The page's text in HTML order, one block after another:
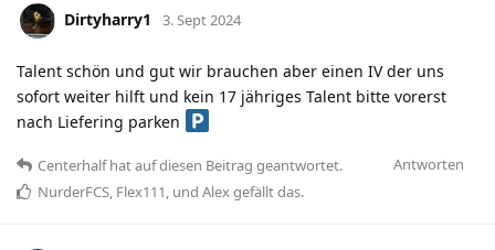
Dirtyharry1 3. Sept 2024
Talent schön und gut wir brauchen aber einen IV der uns
sofort weiter hilft und kein 17 jähriges Talent bitte vorerst
nach Liefering parken
Antworten
Centerhalf hatauf diesen Beitrag geantwortet.
NurderFCS, Flex111, und Alexgefällt das.